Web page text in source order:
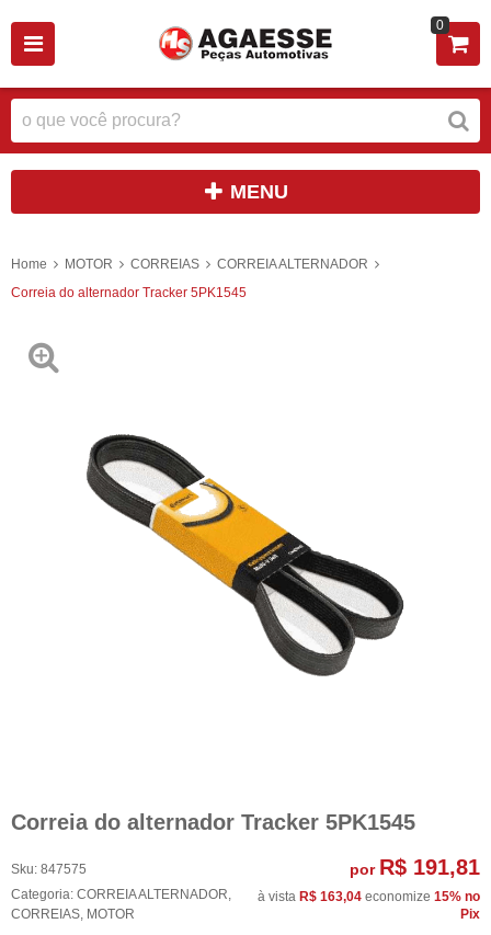
0
MENU
Home MOTOR CORREIAS
CORREIA ALTERNADOR
Correia do alternador Tracker 5PK1545
Correia do alternador Tracker 5PK1545
Sku: 847575
Categoria: CORREIA ALTERNADOR,
CORREIAS, MOTOR
por R$ 191,81
à vista R$ 163,04 economize 15% no
Pix